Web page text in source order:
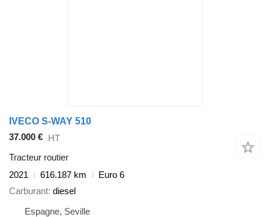
IVECO S-WAY 510
37.000 € HT
Tracteur routier
2021
616.187 km
Euro 6
Carburant diesel
Espagne, Seville